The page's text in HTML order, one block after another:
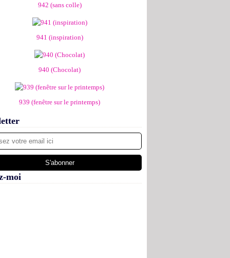
942 (sans colle)
941 (inspiration)
940 (Chocolat)
939 (fenêtre sur le printemps)
moi